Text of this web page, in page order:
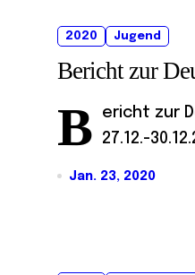
2020 Jugend
Bericht zur
B
ericht zur
27.12.-
Jan. 23, 2020